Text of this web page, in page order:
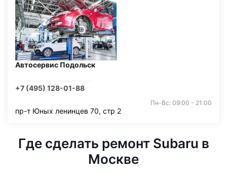
Автосервис Подольск
+7 (495) 128-01-88
Пн-Вс: 09:00 - 21:00
пр-т Юных ленинцев 70, стр 2
Где сделать ремонт Subaru в
Москве